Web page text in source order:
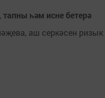
тапны һәм исне бетерә
аш серкәсен